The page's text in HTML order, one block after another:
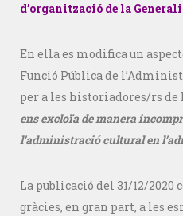
d’organització de la
En ella es modifica un
Funció Pública de
per a les historiadores/rs de
ens excloïa de manera
l’administració cultural en
La publicació del 31/12/2020
gràcies, en gran part, a les